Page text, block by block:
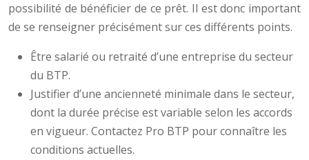
possibilité de bénéficier de ce prêt. Il est donc important
de se renseigner précisément sur ces différents points.
Être salarié ou retraité d’une entreprise du secteur
du BTP.
Justifier d’une ancienneté minimale dans le secteur,
dont la durée précise est variable selon les accords
en vigueur. Contactez Pro BTP pour connaître les
conditions actuelles.